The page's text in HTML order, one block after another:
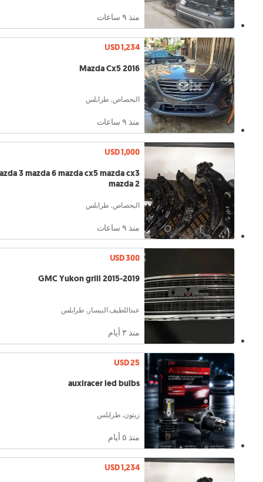
منذ ٩ ساعات
USD 1,234
Mazda Cx5 2016
البحصاص, طرابلس
منذ ٩ ساعات
USD 1,000
6 mazda cx5 mazda cx3
mazda 2
البحصاص, طرابلس
منذ ٩ ساعات
USD 300
GMC Yukon grill 2015-2019
عبداللطيف البيسار, طرابلس
منذ ٣ أيام
USD 25
auxiracer led bulbs
زيتون, طرابلس
منذ ٥ أيام
USD 1,234